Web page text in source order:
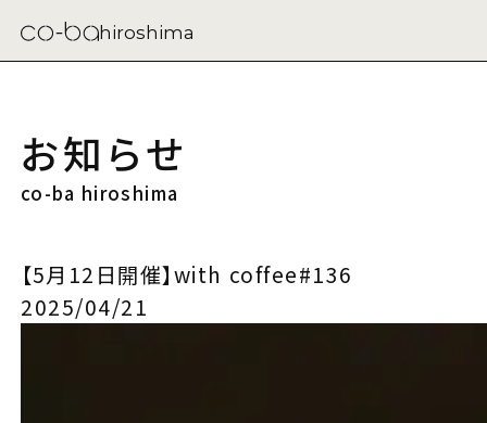
hiroshima
お知らせ
co-ba hiroshima
【5月12日開催】with coffee#136
2025/04/21